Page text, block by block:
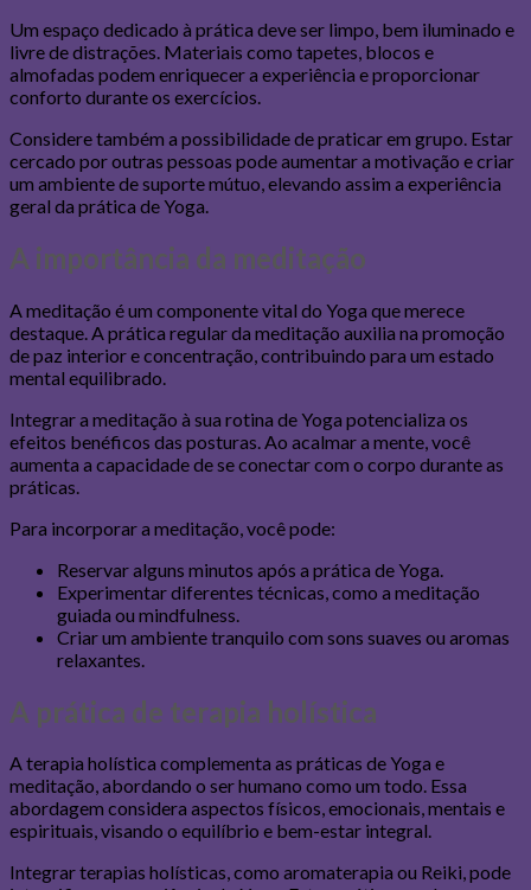
Um espaço dedicado à prática deve ser limpo, bem iluminado e
livre de distrações. Materiais como tapetes, blocos e
almofadas podem enriquecer a experiência e proporcionar
conforto durante os exercícios.
Considere também a possibilidade de praticar em grupo. Estar
cercado por outras pessoas pode aumentar a motivação e criar
um ambiente de suporte mútuo, elevando assim a experiência
geral da prática de Yoga.
A importância da meditação
A meditação é um componente vital do Yoga que merece
destaque. A prática regular da meditação auxilia na promoção
de paz interior e concentração, contribuindo para um estado
mental equilibrado.
Integrar a meditação à sua rotina de Yoga potencializa os
efeitos benéficos das posturas. Ao acalmar a mente, você
aumenta a capacidade de se conectar com o corpo durante as
práticas.
Para incorporar a meditação, você pode:
Reservar alguns minutos após a prática de Yoga.
Experimentar diferentes técnicas, como a meditação
guiada ou mindfulness.
Criar um ambiente tranquilo com sons suaves ou aromas
relaxantes.
A prática de terapia holística
A terapia holística complementa as práticas de Yoga e
meditação, abordando o ser humano como um todo. Essa
abordagem considera aspectos físicos, emocionais, mentais e
espirituais, visando o equilíbrio e bem-estar integral.
Integrar terapias holísticas, como aromaterapia ou Reiki, pode